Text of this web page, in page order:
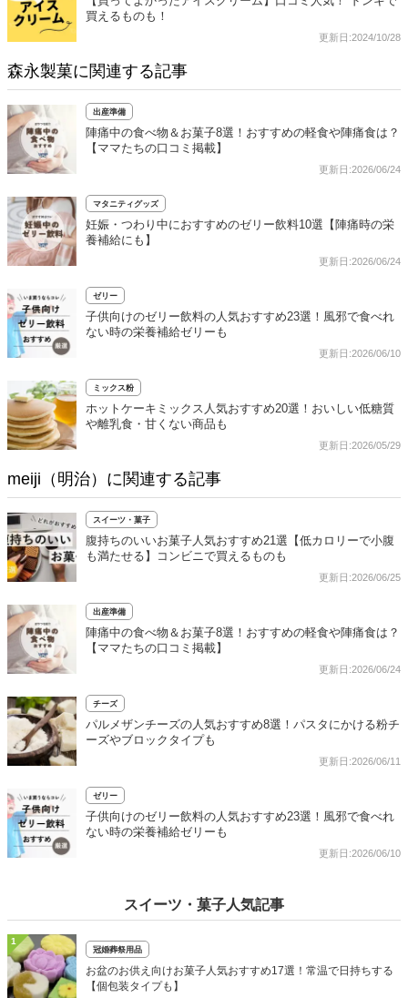
買えるものも！
更新日:2024/10/28
森永製菓に関連する記事
出産準備
陣痛中の食べ物＆お菓子8選！おすすめの軽食や陣痛食は？
【ママたちの口コミ掲載】
更新日:2026/06/24
マタニティグッズ
妊娠・つわり中におすすめのゼリー飲料10選【陣痛時の栄
養補給にも】
更新日:2026/06/24
ゼリー
子供向けのゼリー飲料の人気おすすめ23選！風邪で食べれ
ない時の栄養補給ゼリーも
更新日:2026/06/10
ミックス粉
ホットケーキミックス人気おすすめ20選！おいしい低糖質
や離乳食・甘くない商品も
更新日:2026/05/29
meiji（明治）に関連する記事
スイーツ・菓子
腹持ちのいいお菓子人気おすすめ21選【低カロリーで小腹
も満たせる】コンビニで買えるものも
更新日:2026/06/25
出産準備
陣痛中の食べ物＆お菓子8選！おすすめの軽食や陣痛食は？
【ママたちの口コミ掲載】
更新日:2026/06/24
チーズ
パルメザンチーズの人気おすすめ8選！パスタにかける粉チ
ーズやブロックタイプも
更新日:2026/06/11
ゼリー
子供向けのゼリー飲料の人気おすすめ23選！風邪で食べれ
ない時の栄養補給ゼリーも
更新日:2026/06/10
スイーツ・菓子人気記事
1
冠婚葬祭用品
お盆のお供え向けお菓子人気おすすめ17選！常温で日持ちする
【個包装タイプも】